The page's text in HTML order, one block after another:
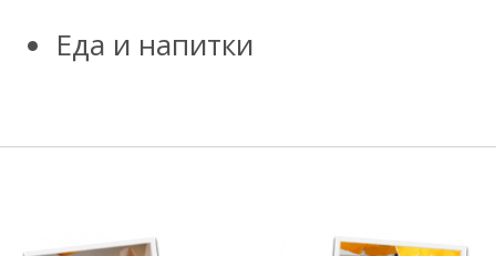
Еда и напитки